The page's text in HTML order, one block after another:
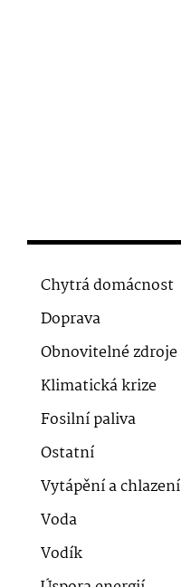
Chytrá domácnost
Doprava
Obnovitelné zdroje
Klimatická krize
Fosilní paliva
Ostatní
Vytápění a chlazení
Voda
Vodík